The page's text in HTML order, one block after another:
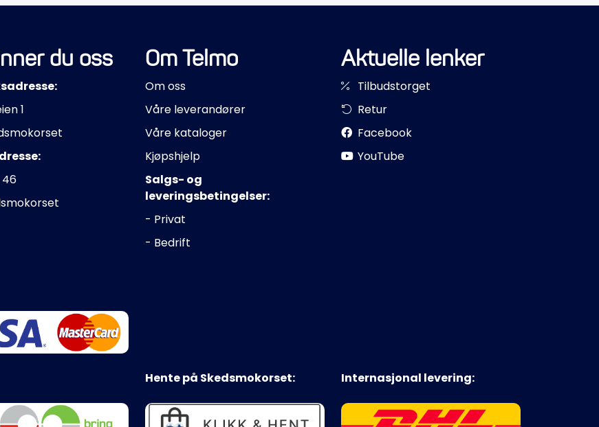
du oss
1
46
Om Telmo
Om oss
Våre leverandører
Våre kataloger
Kjøpshjelp
Salgs- og
leveringsbetingelser:
- Privat
- Bedrift
Aktuelle lenker
Tilbudstorget
Retur
Facebook
YouTube
Hente på Skedsmokorset: Internasjonal levering: